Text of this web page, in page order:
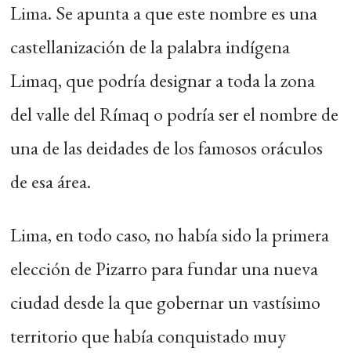
Lima. Se apunta a que este nombre es una
castellanización de la palabra indígena
Limaq, que podría designar a toda la zona
del valle del Rímaq o podría ser el nombre de
una de las deidades de los famosos oráculos
de esa área.
Lima, en todo caso, no había sido la primera
elección de Pizarro para fundar una nueva
ciudad desde la que gobernar un vastísimo
territorio que había conquistado muy